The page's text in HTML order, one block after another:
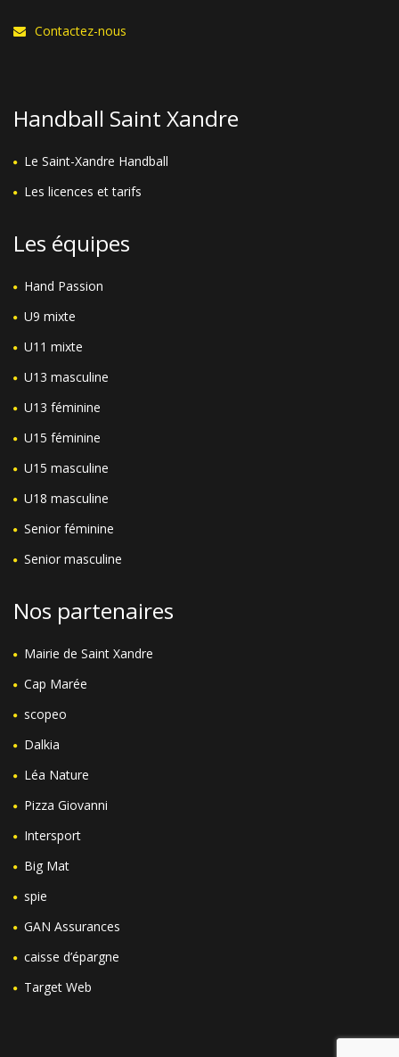
Contactez-nous
Handball Saint Xandre
Le Saint-Xandre Handball
Les licences et tarifs
Les équipes
Hand Passion
U9 mixte
U11 mixte
U13 masculine
U13 féminine
U15 féminine
U15 masculine
U18 masculine
Senior féminine
Senior masculine
Nos partenaires
Mairie de Saint Xandre
Cap Marée
scopeo
Dalkia
Léa Nature
Pizza Giovanni
Intersport
Big Mat
spie
GAN Assurances
caisse d’épargne
Target Web